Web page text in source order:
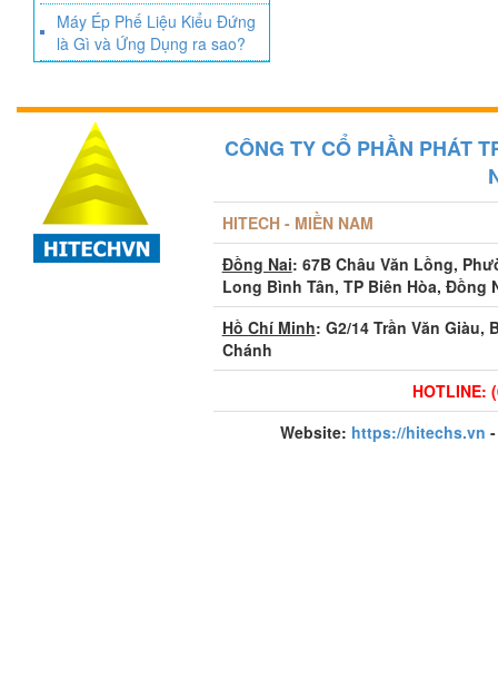
Máy Ép Phế Liệu Kiểu Đứng
là Gì và Ứng Dụng ra sao?
CÔNG TY CỔ PHẦN PHÁT
HITECH - MIỀN NAM
Đồng Nai: 67B Châu Văn Lồng,
Long Bình Tân, TP Biên Hòa, Đồng
Hồ Chí Minh: G2/14 Trần Văn Giàu,
Chánh
HOTLINE:
Website: https://hitechs.vn